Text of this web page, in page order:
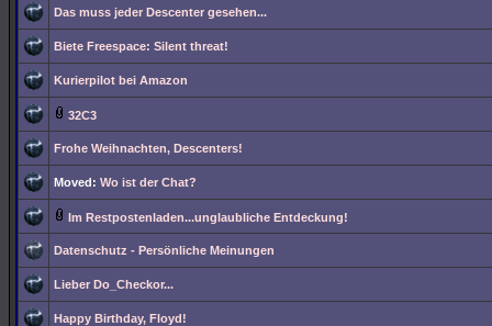
Das muss jeder Descenter gesehen...
Biete Freespace: Silent threat!
Kurierpilot bei Amazon
32C3
Frohe Weihnachten, Descenters!
Moved: Wo ist der Chat?
Im Restpostenladen...unglaubliche Entdeckung!
Datenschutz - Persönliche Meinungen
Lieber Do_Checkor...
Happy Birthday, Floyd!